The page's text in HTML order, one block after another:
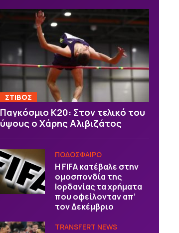
ΣΤΙΒΟΣ
Παγκόσμιο Κ20: Στον τελικό του
ύψους ο Χάρης Αλιβιζάτος
ΠΟΔΟΣΦΑΙΡΟ
Η FIFA κατέβαλε στην
ομοσπονδία της
Ιορδανίας τα χρήματα
που οφείλονταν απ’
τον Δεκέμβριο
TRANSFERT NEWS